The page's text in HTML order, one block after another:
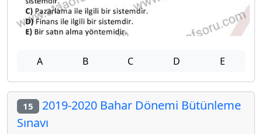
A B C D E
15 2019-2020 Bahar Dönemi Bütünleme
Sınavı